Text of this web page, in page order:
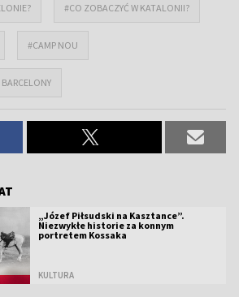
#CO ZOBACZYĆ W KATALONII?
#CAMP NOU
„Józef Piłsudski na Kasztance”.
Niezwykłe historie za konnym
portretem Kossaka
KULTURA